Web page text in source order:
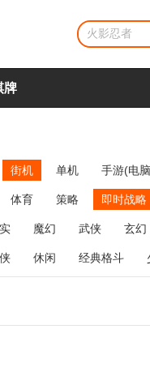
牌
街机 单机 手游(电
体育 策略
即时战略
棋类 牌类 麻将
魔幻 武侠 玄幻
休闲 经典格斗